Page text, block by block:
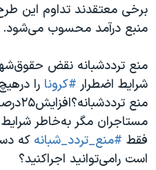
برخی معتقدند تداوم این
منبع درآمد محسوب می‌شود.
منع ترددشبانه نقض
شرایط اضطرار #کرونا را
منع
مستاجران مگر به‌خاطر شرایط
فقط #منع_تردد_شبانه که
است رامی‌توانید اجراکنید؟